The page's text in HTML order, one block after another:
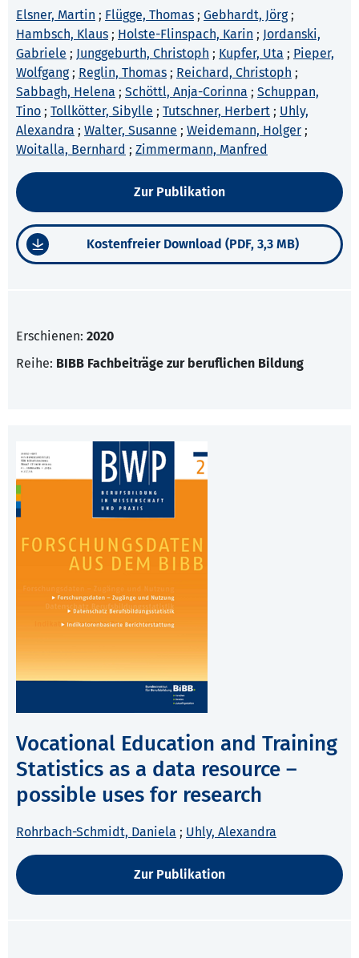
Elsner, Martin ; Flügge, Thomas ; Gebhardt, Jörg;
Hambsch, Klaus ; Holste-Flinspach, Karin ; Jordanski,
Gabriele ; Junggeburth, Christoph ; Kupfer, Uta ; Pieper,
Wolfgang; Reglin, Thomas ; Reichard, Christoph ;
Sabbagh, Helena ; Schöttl, Anja-Corinna ; Schuppan,
Tino ; Tollkötter, Sibylle ; Tutschner, Herbert ; Uhly,
Alexandra ; Walter, Susanne ; Weidemann, Holger ;
Woitalla, Bernhard ; Zimmermann, Manfred
Zur Publikation
Kostenfreier Download (PDF, 3,3 MB)
Erschienen: 2020
Reihe: BIBB Fachbeiträge zur beruflichen Bildung
Vocational Education and Training
Statistics as a data resource –
possible uses for research
Rohrbach-Schmidt, Daniela ; Uhly, Alexandra
Zur Publikation